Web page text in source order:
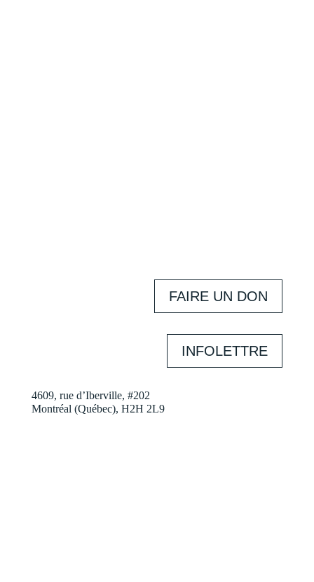
FAIRE UN DON
INFOLETTRE
4609, rue d’Iberville, #202
Montréal (Québec), H2H 2L9